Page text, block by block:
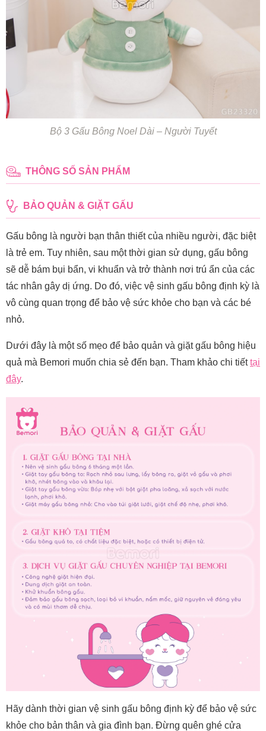
Bộ 3 Gấu Bông Noel Dài – Người Tuyết
THÔNG SỐ SẢN PHẨM
BẢO QUẢN & GIẶT GẤU
Gấu bông là người bạn thân thiết của nhiều người, đặc biệt
là trẻ em. Tuy nhiên, sau một thời gian sử dụng, gấu bông
sẽ dễ bám bụi bẩn, vi khuẩn và trở thành nơi trú ẩn của các
tác nhân gây dị ứng. Do đó, việc vệ sinh gấu bông định kỳ là
vô cùng quan trọng để bảo vệ sức khỏe cho bạn và các bé
nhỏ.
Dưới đây là một số mẹo để bảo quản và giặt gấu bông hiệu
quả mà Bemori muốn chia sẻ đến bạn. Tham khảo chi tiếttại
đây.
Hãy dành thời gian vệ sinh gấu bông định kỳ để bảo vệ sức
khỏe cho bản thân và gia đình bạn. Đừng quên ghé cửa